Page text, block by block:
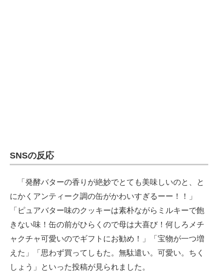
SNSの反応
「発酵バターの香りが絶妙でとても美味しいのと、と
にかくアンティーク調の缶がかわいすぎるーー！！」
「ピュアバター味のクッキーは素朴ながらミルキーで飽
きない味！缶の前がひらくので母は大喜び！何しろメチ
ャクチャ可愛いのでギフトにお勧め！」「宝物が一つ増
えた」「思わず買ってしもた。無駄遣い。可愛い。ちく
しょう」といった投稿が見られました。